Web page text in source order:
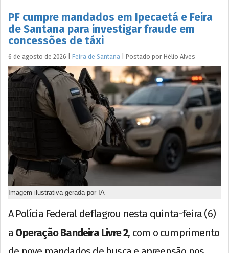
PF cumpre mandados em Ipecaetá e Feira
de Santana para investigar fraude em
concessões de táxi
6 de agosto de 2026 Feira de Santana Postado por Hélio Alves
Imagem ilustrativa gerada por IA
A Polícia Federal deflagrou nesta quinta-feira (6)
a Operação Bandeira Livre 2, com o cumprimento